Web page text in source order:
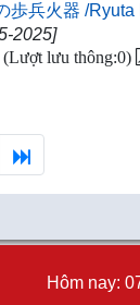
歩兵火器 /
2025]
(Lượt lưu thông:0)
Hôm nay: